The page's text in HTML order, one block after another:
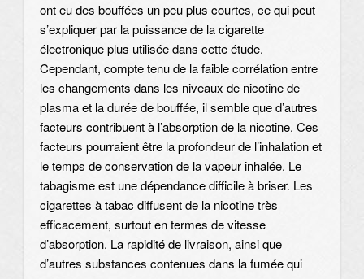
ont eu des bouffées un peu plus courtes, ce qui peut
s’expliquer par la puissance de la cigarette
électronique plus utilisée dans cette étude.
Cependant, compte tenu de la faible corrélation entre
les changements dans les niveaux de nicotine de
plasma et la durée de bouffée, il semble que d’autres
facteurs contribuent à l’absorption de la nicotine. Ces
facteurs pourraient être la profondeur de l’inhalation et
le temps de conservation de la vapeur inhalée. Le
tabagisme est une dépendance difficile à briser. Les
cigarettes à tabac diffusent de la nicotine très
efficacement, surtout en termes de vitesse
d’absorption. La rapidité de livraison, ainsi que
d’autres substances contenues dans la fumée qui